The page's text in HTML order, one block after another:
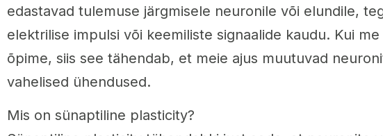
edastavad tulemuse järgmisele neuronile või elundile,
elektrilise impulsi või keemiliste signaalide kaudu. Kui me
õpime, siis see tähendab, et meie ajus muutuvad
vahelised ühendused.
Mis on sünaptiline plasticity?